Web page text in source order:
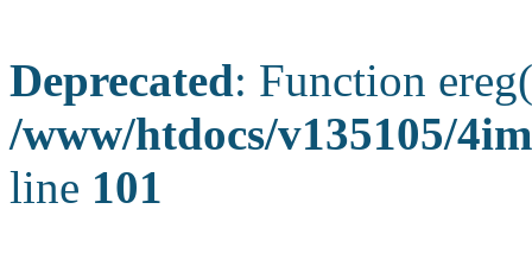
Deprecated: Function
/www/htdocs/v135105/
line 101